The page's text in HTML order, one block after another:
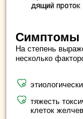
Симптомы
На степень
несколько
тяжесть
клеток